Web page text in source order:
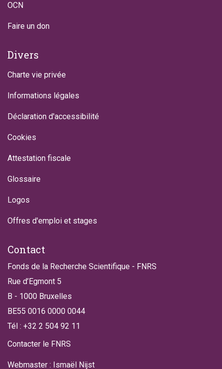
OCN
Faire un don
Divers
Charte vie privée
Informations légales
Déclaration d'accessibilité
Cookies
Attestation fiscale
Glossaire
Logos
Offres d'emploi et stages
Contact
Fonds de la Recherche Scientifique - FNRS
Rue d’Egmont 5
B - 1000 Bruxelles
BE55 0016 0000 0044
Tél : +32 2 504 92 11
Contacter le FNRS
Webmaster : Ismaël Nijst